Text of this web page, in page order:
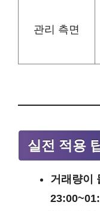
관리 측면
실전 적용
거래량이